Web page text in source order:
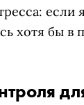
если
хотя бы в